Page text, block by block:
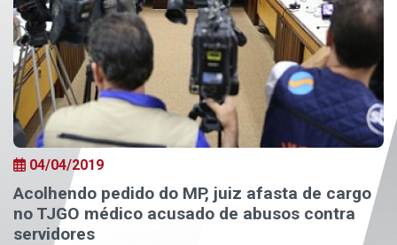
04/04/2019
Acolhendo pedido do MP, juiz afasta de cargo
no TJGO médico acusado de abusos contra
servidores